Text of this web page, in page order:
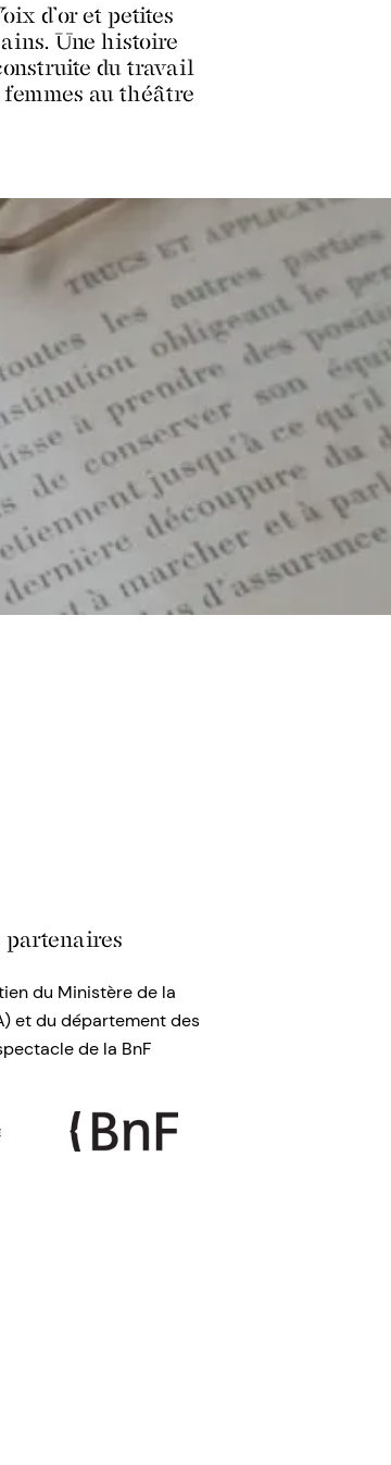
d’or et petites
Une histoire
du travail
femmes au théâtre
partenaires
du Ministère de la
et du département des
de la BnF